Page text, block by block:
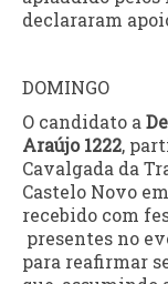
declararam
DOMINGO
O candidato a
Araújo 1222,
Cavalgada da
Castelo Novo
recebido com
presentes no
para reafirmar